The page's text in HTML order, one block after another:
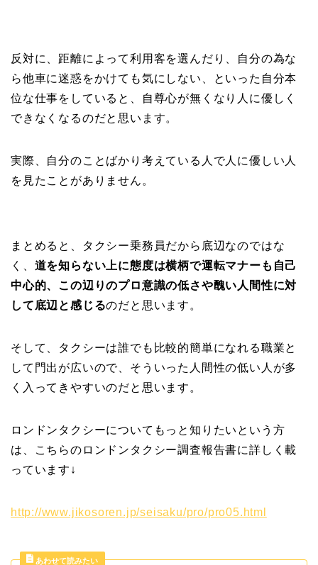
反対に、距離によって利用客を選んだり、自分の為な
ら他車に迷惑をかけても気にしない、といった自分本
位な仕事をしていると、自尊心が無くなり人に優しく
できなくなるのだと思います。
実際、自分のことばかり考えている人で人に優しい人
を見たことがありません。
まとめると、タクシー乗務員だから底辺なのではな
く、 道を知らない上に態度は横柄で運転マナーも自己
中心的、この辺りのプロ意識の低さや醜い人間性に対
して底辺と感じるのだと思います。
そして、タクシーは誰でも比較的簡単になれる職業と
して門出が広いので、そういった人間性の低い人が多
く入ってきやすいのだと思います。
ロンドンタクシーについてもっと知りたいという方
は、こちらのロンドンタクシー調査報告書に詳しく載
っています↓
http://www.jikosoren.jp/seisaku/pro/pro05.html